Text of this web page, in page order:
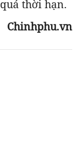
thời hạn.
Chinhphu.vn